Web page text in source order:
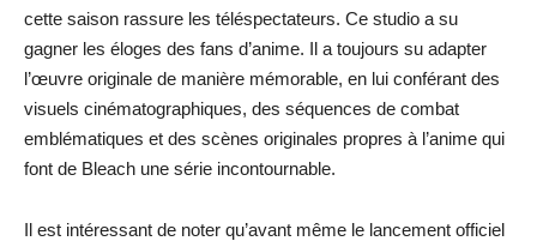
cette saison rassure les téléspectateurs. Ce studio a su
gagner les éloges des fans d’anime. Il a toujours su adapter
l’œuvre originale de manière mémorable, en lui conférant des
visuels cinématographiques, des séquences de combat
emblématiques et des scènes originales propres à l’anime qui
font de Bleach une série incontournable.
Il est intéressant de noter qu’avant même le lancement officiel